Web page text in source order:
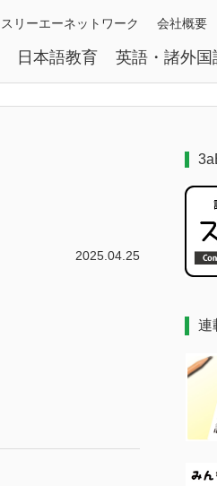
日本語教育 英語・諸外国
スリーエーネットワーク 会社概要
2025.04.25
連